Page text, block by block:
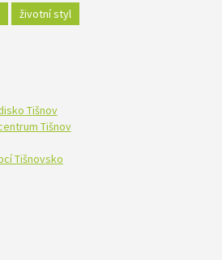
životní styl
Tišnov
Tišnov
Tišnovsko